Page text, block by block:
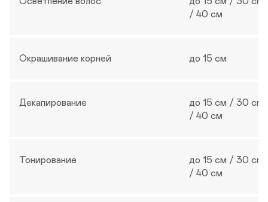
/ 40 см
Окрашивание корней до 15 см
Декапирование
до 15 см / 30 см
/ 40 см
Тонирование
до 15 см / 30 см
/ 40 см